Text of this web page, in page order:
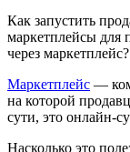
Как запустить
маркетплейсы для
через маркетплейс?
Маркетплейс —
на которой
сути, это онлайн-
Насколько это